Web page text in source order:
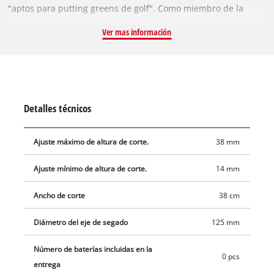
"aptos para putting greens de golf". Como miembro de la
cortacésped funciona con una batería recargable de 18 V de la
todos los cargadores PXC son compatibles con todas las
baterías. Además, el cortacésped también puede utilizarse en
modo manual, es decir, sin la potencia de la batería Power X-
con cinco cuchillas de acero de alta calidad, el cortacésped
inalambrico utiliza un sistema de corte sin contacto, poco
ruidoso y que ahorra energía, por lo que es silencioso y
respetuoso con el medio ambiente. El ajuste de la altura de
corte en 4 niveles se puede ajustar a 14 mm, 23 mm, 32 mm o
38 mm. El cortacésped inalámbrico cuenta con ruedas de gran
tamaño que respetan el césped. La empuñadura larga,
Ver mas información
Detalles técnicos
Ajuste máximo de altura de corte. 38 mm
Ajuste mínimo de altura de corte. 14 mm
Ancho de corte 38 cm
Diámetro del eje de segado 125 mm
Número de baterías incluidas en la
entrega
0 pcs